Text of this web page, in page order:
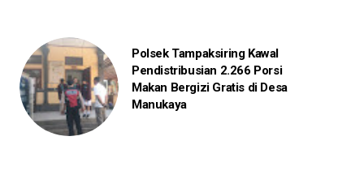
Polsek Tampaksiring Kawal
Pendistribusian 2.266 Porsi
Makan Bergizi Gratis di Desa
Manukaya